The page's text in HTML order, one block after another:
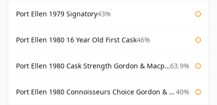
Port Ellen 1979 Signatory43%
Port Ellen 1980 16 Year Old First Cask46%
Port Ellen 1980 Cask Strength Gordon & Macphail 63.9%
Port Ellen 1980 Connoisseurs Choice Gordon & Macphail 40%